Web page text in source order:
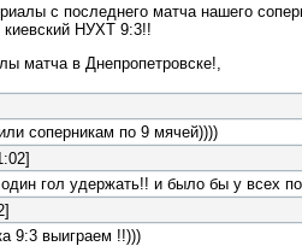
с последнего матча нашего
НУХТ 9:3!!
матча в Днепропетровске!,
соперникам по 9 мячей))))
гол удержать!! и было бы у всех
9:3 выиграем !!)))